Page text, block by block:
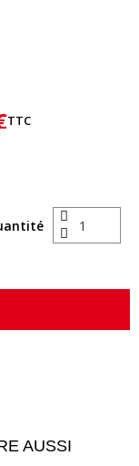
TTC
AUSSI